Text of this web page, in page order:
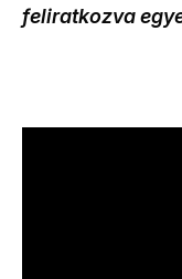
feliratkozva